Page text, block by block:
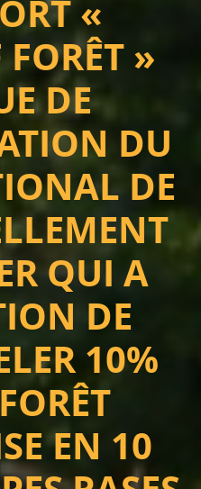
«
FORÊT »
DE
DU
DE
QUI A
DE
10%
EN 10